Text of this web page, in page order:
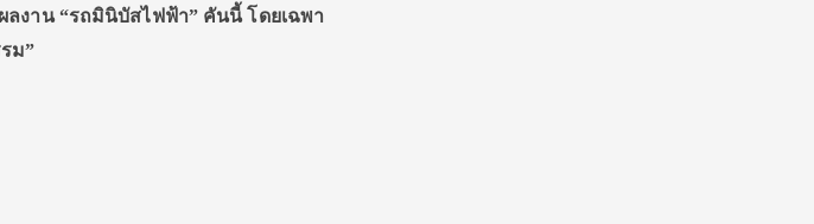
งาน “รถมินิบัสไฟฟ้า” คันนี้ โดยเฉพา
ม”